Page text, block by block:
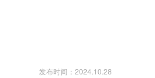
发布时间： 2024.10.28